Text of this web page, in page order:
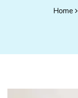
Home